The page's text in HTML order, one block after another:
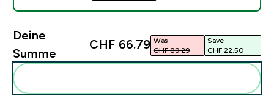
Deine
Summe
CHF 66.79‎ Was
CHF 89.29‎
Save
CHF 22.50‎